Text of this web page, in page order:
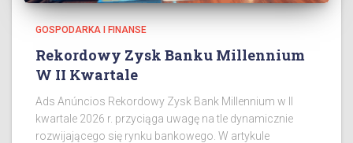
GOSPODARKA I FINANSE
Rekordowy Zysk Banku Millennium
W II Kwartale
Ads Anúncios Rekordowy Zysk Bank Millennium w II
kwartale 2026 r. przyciąga uwagę na tle dynamicznie
rozwijającego się rynku bankowego. W artykule